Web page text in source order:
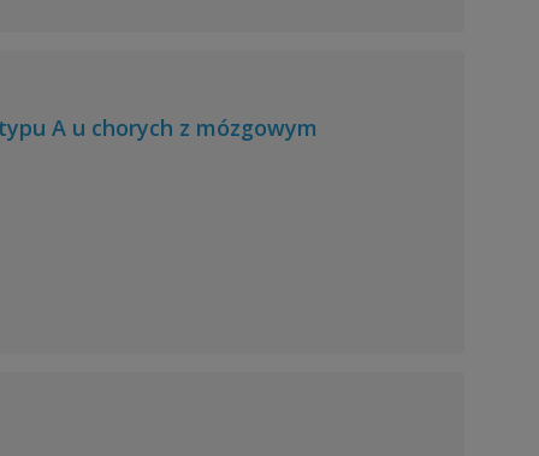
A u chorych z mózgowym